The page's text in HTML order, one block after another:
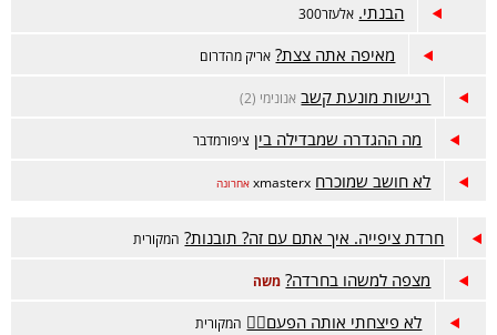
הבנתי. אלעזר300
מאיפה אתה צצת? אריק מהדרום
רגישות מונעת קשב אנונימי (2)
מה ההגדרה שמבדילה בין ציפורמדבר
לא חושב שמוכרח xmasterx אחרונה
חרדת ציפייה. איך אתם עם זה? תובנות? המקורית
מצפה למשהו בחרדה? משה
לא פיצחתי אותה הפעם😵‍💫 המקורית